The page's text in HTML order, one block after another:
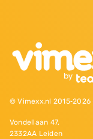
© Vimexx.nl
Vondellaan 47,
2332AA Leiden